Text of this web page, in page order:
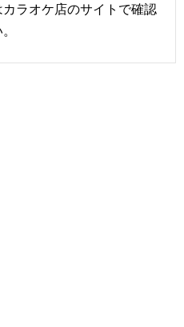
ラオケ店のサイトで確認